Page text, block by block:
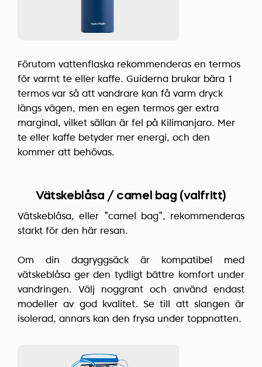
Förutom vattenflaska rekommenderas en termos
för varmt te eller kaffe. Guiderna brukar bära 1
termos var så att vandrare kan få varm dryck
längs vägen, men en egen termos ger extra
marginal, vilket sällan är fel på Kilimanjaro. Mer
te eller kaffe betyder mer energi, och den
kommer att behövas.
Vätskeblåsa / camel bag (valfritt)
Vätskeblåsa, eller ”camel bag”, rekommenderas
starkt för den här resan.
Om din dagryggsäck är kompatibel med
vätskeblåsa ger den tydligt bättre komfort under
vandringen. Välj noggrant och använd endast
modeller av god kvalitet. Se till att slangen är
isolerad, annars kan den frysa under toppnatten.